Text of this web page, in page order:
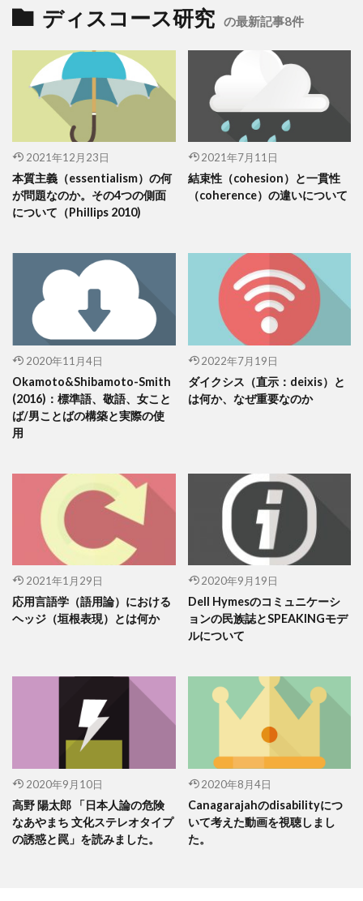
ディスコース研究 の最新記事8件
2021年12月23日
本質主義（essentialism）の何
が問題なのか。その4つの側面
について（Phillips 2010)
2021年7月11日
結束性（cohesion）と一貫性
（coherence）の違いについて
2020年11月4日
Okamoto&Shibamoto-Smith
(2016)：標準語、敬語、女こと
ば/男ことばの構築と実際の使
用
2022年7月19日
ダイクシス（直示：deixis）と
は何か、なぜ重要なのか
2021年1月29日
応用言語学（語用論）における
ヘッジ（垣根表現）とは何か
2020年9月19日
Dell Hymesのコミュニケーシ
ョンの民族誌とSPEAKINGモデ
ルについて
2020年9月10日
高野 陽太郎 「日本人論の危険
なあやまち 文化ステレオタイプ
の誘惑と罠」を読みました。
2020年8月4日
Canagarajahのdisabilityにつ
いて考えた動画を視聴しまし
た。